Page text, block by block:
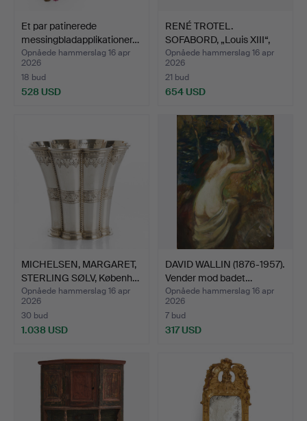
Et par patinerede
messingbladapplikationer…
Opnåede hammerslag 16 apr
2026
18 bud
528 USD
RENÉ TROTEL.
SOFABORD, „Louis XIII“,
frans…
Opnåede hammerslag 16 apr
2026
21 bud
654 USD
MICHELSEN, MARGARET,
STERLING SØLV, Københ…
Opnåede hammerslag 16 apr
2026
30 bud
1.038 USD
DAVID WALLIN (1876-1957).
Vender mod badet…
Opnåede hammerslag 16 apr
2026
7 bud
317 USD